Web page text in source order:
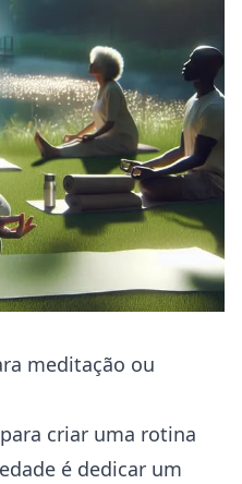
meditação ou
criar uma rotina
é dedicar um